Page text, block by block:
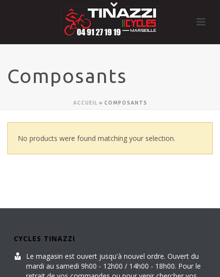
Composants
ACCUEIL » COMPOSANTS
No products were found matching your selection.
CYCLES TINAZZI
Le magasin est ouvert jusqu'à nouvel ordre. Ouvert du
mardi au samedi 9h00 - 12h00 / 14h00 - 18h00. Pour le